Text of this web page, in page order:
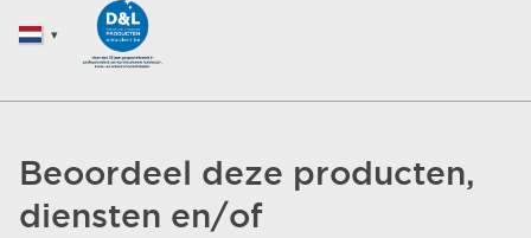
Beoordeel deze producten,
diensten en/of